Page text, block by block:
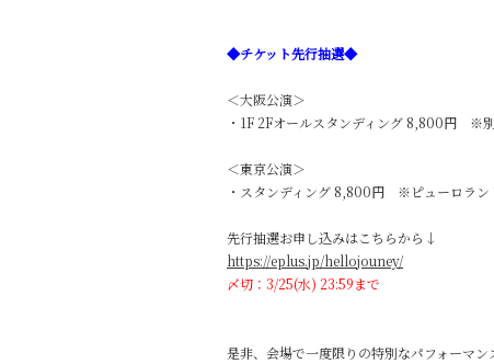
◆チケット先行抽選◆
＜大阪公演＞
・1F 2Fオールスタンディング 8,800円 ※
＜東京公演＞
・スタンディング 8,800円 ※ピューロラン
先行抽選お申し込みはこちらから↓
https://eplus.jp/hellojouney/
〆切：3/25(水) 23:59まで
是非、会場で一度限りの特別なパフォーマン